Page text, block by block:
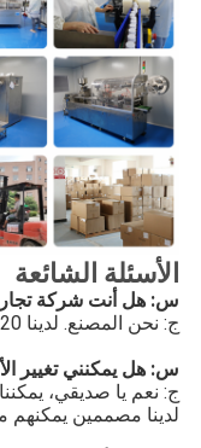
الأسئلة الشائعة
س: هل أنت شركة
ج: نحن المصنع. لدينا 20 سنة من الخبرة في الإنتاج.
س: هل يمكنني تغيير
ج: نعم يا صديقي،
لدينا مصممين يمكنهم